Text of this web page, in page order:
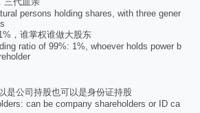
persons holding shares, with three gener
，谁掌权谁做大股东
ratio of 99%: 1%, whoever holds power b
是公司持股也可以是身份证持股
can be company shareholders or ID ca